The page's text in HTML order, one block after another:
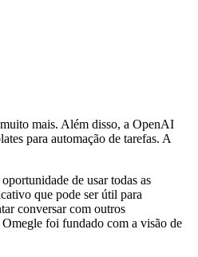
mais. Além disso, a OpenAI
para automação de tarefas. A
de usar todas as
que pode ser útil para
conversar com outros
foi fundado com a visão de